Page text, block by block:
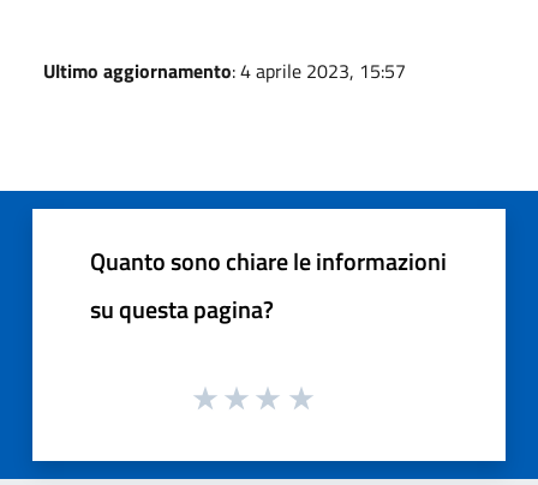
Ultimo aggiornamento: 4 aprile 2023, 15:57
Quanto sono chiare le informazioni
su questa pagina?